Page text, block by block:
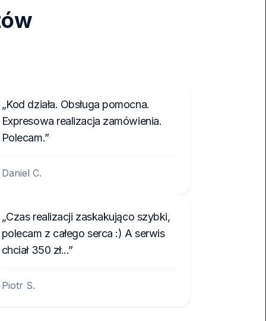
Kod działa. Obsługa pomocna.
Expresowa realizacja zamówienia.
Polecam.
Daniel C.
Czas realizacji zaskakująco szybki,
polecam z całego serca :) A serwis
chciał 350 zł...
Piotr S.